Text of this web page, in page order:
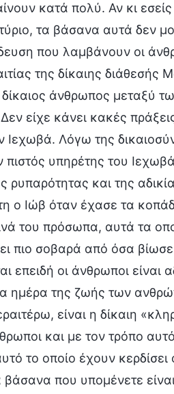
κατά πολύ. Αν κι
τα βάσανα αυτά δεν
που λαμβάνουν οι
της δίκαιης διάθεσής
άνθρωπος μεταξύ
είχε κάνει κακές
Ιεχωβά. Λόγω της
πιστός υπηρέτης του
ρυπαρότητας και της
ο Ιώβ όταν έχασε τα
του πρόσωπα, αυτά τα
πιο σοβαρά από όσα βίωσε
οι άνθρωποι είναι
ημέρα της ζωής των
είναι η δίκαιη
και με τον τρόπο
το οποίο έχουν
που υπομένετε